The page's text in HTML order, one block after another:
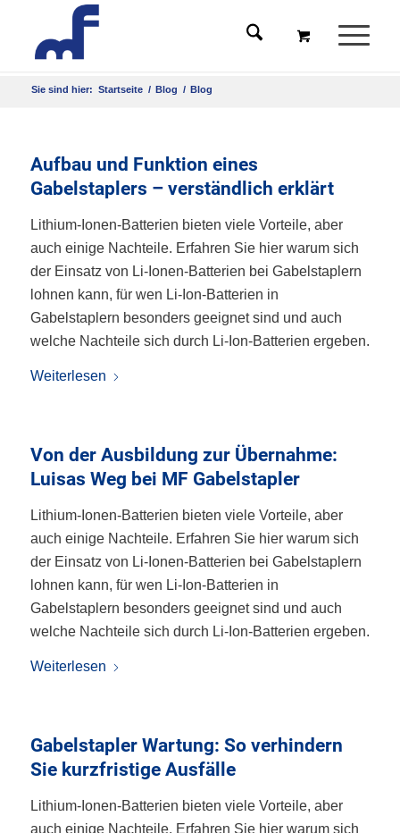
Sie sind hier: Startseite / Blog / Blog
Aufbau und Funktion eines
Gabelstaplers – verständlich erklärt
Lithium-Ionen-Batterien bieten viele Vorteile, aber
auch einige Nachteile. Erfahren Sie hier warum sich
der Einsatz von Li-Ionen-Batterien bei Gabelstaplern
lohnen kann, für wen Li-Ion-Batterien in
Gabelstaplern besonders geeignet sind und auch
welche Nachteile sich durch Li-Ion-Batterien ergeben.
Weiterlesen
Von der Ausbildung zur Übernahme:
Luisas Weg bei MF Gabelstapler
Lithium-Ionen-Batterien bieten viele Vorteile, aber
auch einige Nachteile. Erfahren Sie hier warum sich
der Einsatz von Li-Ionen-Batterien bei Gabelstaplern
lohnen kann, für wen Li-Ion-Batterien in
Gabelstaplern besonders geeignet sind und auch
welche Nachteile sich durch Li-Ion-Batterien ergeben.
Weiterlesen
Gabelstapler Wartung: So verhindern
Sie kurzfristige Ausfälle
Lithium-Ionen-Batterien bieten viele Vorteile, aber
auch einige Nachteile. Erfahren Sie hier warum sich